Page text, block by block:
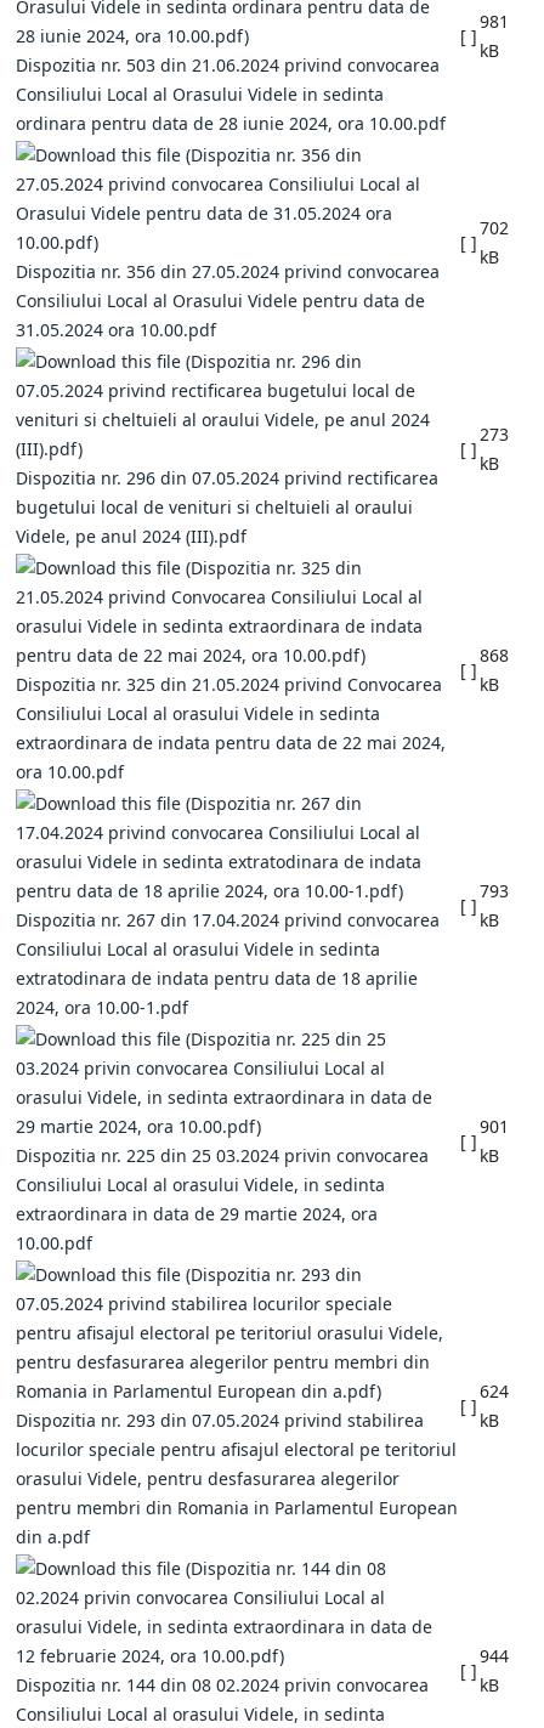
Dispozitia nr. 503 din 21.06.2024 privind convocarea
Consiliului Local al Orasului Videle in sedinta
ordinara pentru data de 28 iunie 2024, ora 10.00.pdf
[ ]
981
kB
Dispozitia nr. 356 din 27.05.2024 privind convocarea
Consiliului Local al Orasului Videle pentru data de
31.05.2024 ora 10.00.pdf
[ ]
702
kB
Dispozitia nr. 296 din 07.05.2024 privind rectificarea
bugetului local de venituri si cheltuieli al oraului
Videle, pe anul 2024 (III).pdf
[ ]
273
kB
Dispozitia nr. 325 din 21.05.2024 privind Convocarea
Consiliului Local al orasului Videle in sedinta
extraordinara de indata pentru data de 22 mai 2024,
ora 10.00.pdf
[ ]
868
kB
Dispozitia nr. 267 din 17.04.2024 privind convocarea
Consiliului Local al orasului Videle in sedinta
extratodinara de indata pentru data de 18 aprilie
2024, ora 10.00-1.pdf
[ ]
793
kB
Dispozitia nr. 225 din 25 03.2024 privin convocarea
Consiliului Local al orasului Videle, in sedinta
extraordinara in data de 29 martie 2024, ora
10.00.pdf
[ ]
901
kB
Dispozitia nr. 293 din 07.05.2024 privind stabilirea
locurilor speciale pentru afisajul electoral pe teritoriul
orasului Videle, pentru desfasurarea alegerilor
pentru membri din Romania in Parlamentul European
din a.pdf
[ ]
624
kB
Dispozitia nr. 144 din 08 02.2024 privin convocarea
Consiliului Local al orasului Videle, in sedinta
[ ]
944
kB